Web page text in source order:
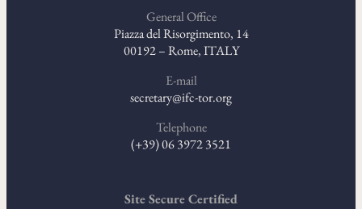
General Office
Piazza del Risorgimento, 14
00192 – Rome, ITALY
E-mail
secretary@ifc-tor.org
Telephone
(+39) 06 3972 3521
Site Secure Certified